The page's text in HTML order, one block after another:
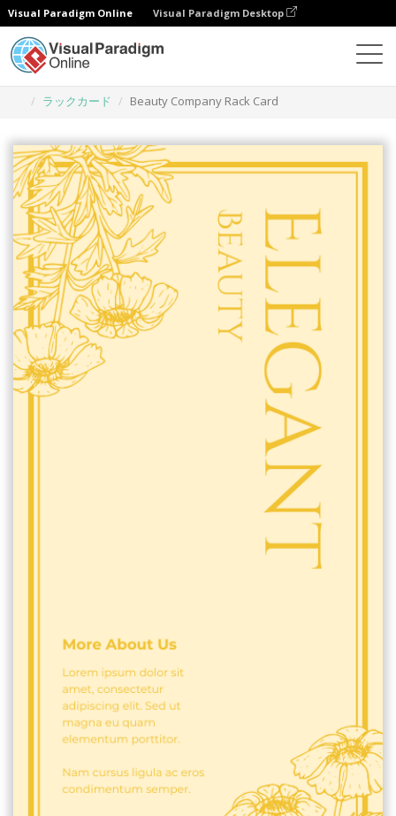
Visual Paradigm Online Visual Paradigm Desktop
ラックカード
Beauty Company Rack Card